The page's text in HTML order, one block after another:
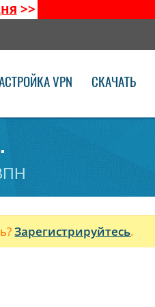
>>
VPN СКАЧАТЬ
Зарегистрируйтесь.